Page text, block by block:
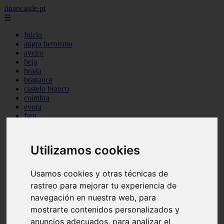
Utilizamos cookies
Usamos cookies y otras técnicas de
rastreo para mejorar tu experiencia de
navegación en nuestra web, para
mostrarte contenidos personalizados y
anuncios adecuados, para analizar el
financasde.pt
☰
Inicio
angra heroismo
aveiro
beja
braga
braganca
castelo branco
coimbra
evora
faro
lisboa
ponta delgada
portalegre
porto
santarem
viana castelo